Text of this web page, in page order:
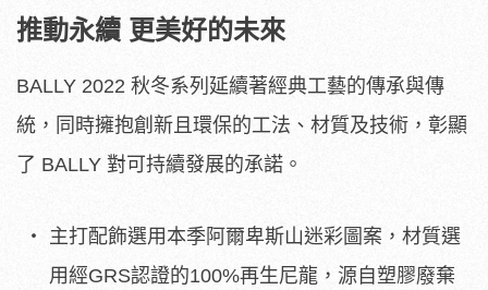
推動永續 更美好的未來
BALLY 2022 秋冬系列延續著經典工藝的傳承與傳
統，同時擁抱創新且環保的工法、材質及技術，彰顯
了 BALLY 對可持續發展的承諾。
主打配飾選用本季阿爾卑斯山迷彩圖案，材質選
用經GRS認證的100%再生尼龍，源自塑膠廢棄